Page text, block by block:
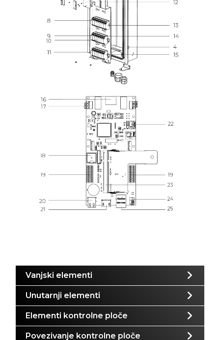
Vanjski elementi
Unutarnji elementi
Elementi kontrolne ploče
Povezivanje kontrolne ploče